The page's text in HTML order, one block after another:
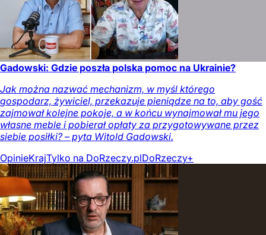
Gadowski: Gdzie poszła polska pomoc na Ukrainie?
Jak można nazwać mechanizm, w myśl którego
gospodarz, żywiciel, przekazuje pieniądze na to, aby gość
zajmował kolejne pokoje, a w końcu wynajmował mu jego
własne meble i pobierał opłaty za przygotowywane przez
siebie posiłki? – pyta Witold Gadowski.
OpinieKrajTylko na DoRzeczy.plDoRzeczy+